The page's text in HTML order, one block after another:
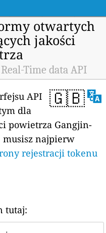
otwartych
jakości
Time data API
🇬🇧
API
dla
powietrza Gangjin-
musisz najpierw
rejestracji tokenu
tutaj: